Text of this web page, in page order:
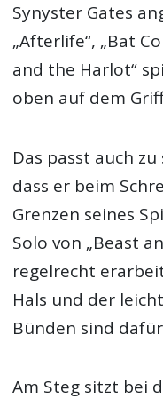
Synyster Gates
„Afterlife“, „Bat
and the Harlot“
oben auf dem
Das passt auch
dass er beim
Grenzen seines
Solo von „Beast
regelrecht
Hals und der
Bünden sind
Am Steg sitzt bei